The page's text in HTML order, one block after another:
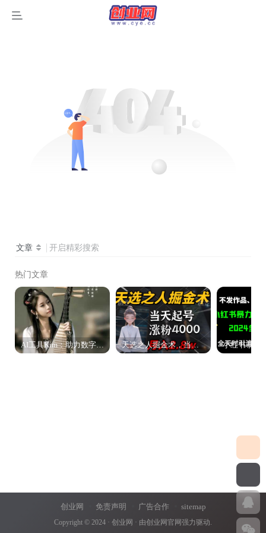
文章 开启精彩搜索
热门文章
AI工具Kim：助力数字化转型的智能助手 天选之人掘金术，当天起号，7条作品涨粉4000+，单月变现2.8w天选之人掘…
创业网 免责声明 广告合作 sitemap
Copyright © 2024 · 创业网 · 由创业网官网强力驱动.